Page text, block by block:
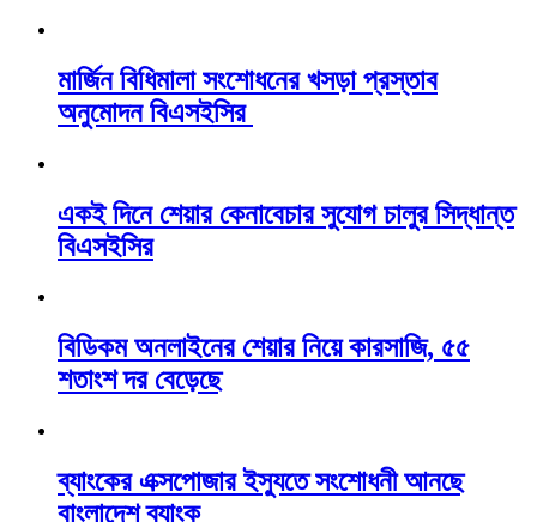
মার্জিন বিধিমালা সংশোধনের খসড়া প্রস্তাব
অনুমোদন বিএসইসির
একই দিনে শেয়ার কেনাবেচার সুযোগ চালুর সিদ্ধান্ত
বিএসইসির
বিডিকম অনলাইনের শেয়ার নিয়ে কারসাজি, ৫৫
শতাংশ দর বেড়েছে
ব্যাংকের এক্সপোজার ইস্যুতে সংশোধনী আনছে
বাংলাদেশ ব্যাংক